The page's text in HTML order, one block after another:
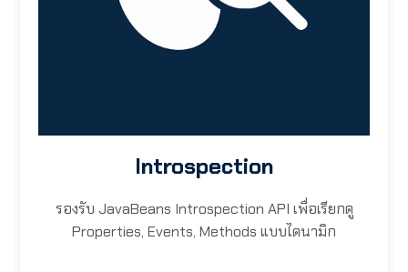
Introspection
รองรับ JavaBeans Introspection API เพื่อเรียกดู
Properties, Events, Methods แบบไดนามิก